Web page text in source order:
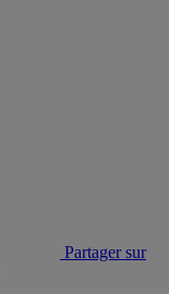
Partager sur